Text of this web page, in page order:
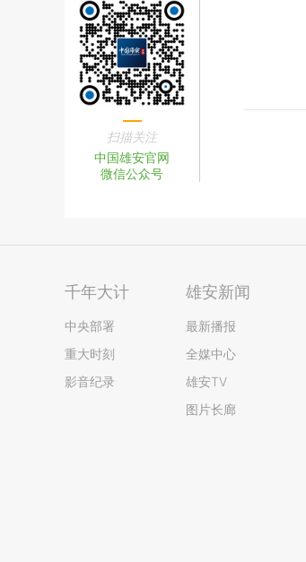
扫描关注
中国雄安官网
微信公众号
千年大计
中央部署
重大时刻
影音纪录
雄安新闻
最新播报
全媒中心
雄安TV
图片长廊